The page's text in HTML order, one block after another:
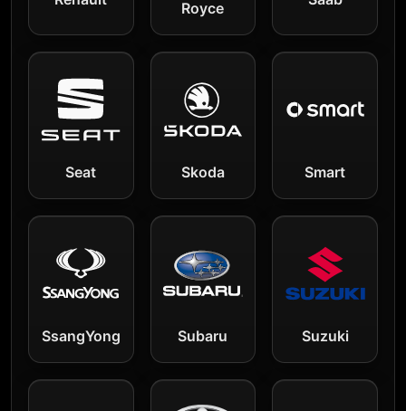
Royce
Seat Skoda Smart
SsangYong Subaru Suzuki